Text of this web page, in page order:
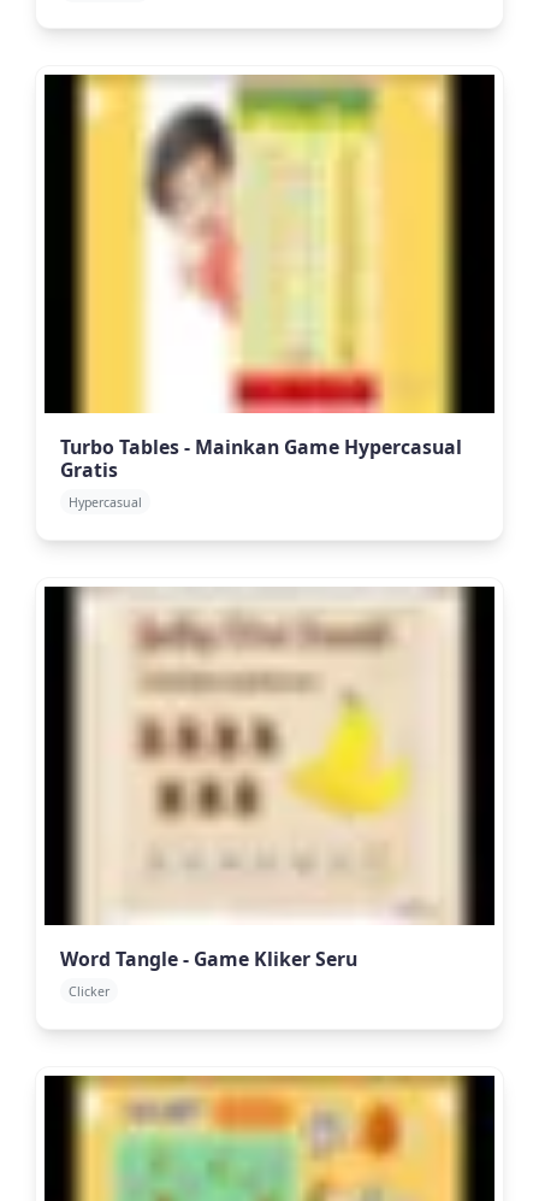
Turbo Tables - Mainkan Game Hypercasual
Gratis
Hypercasual
Word Tangle - Game Kliker Seru
Clicker